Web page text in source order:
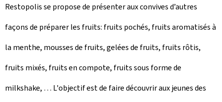
Restopolis se propose de présenter aux convives d’autres
façons de préparer les fruits: fruits pochés, fruits aromatisés à
la menthe, mousses de fruits, gelées de fruits, fruits rôtis,
fruits mixés, fruits en compote, fruits sous forme de
milkshake, … L'objectif est de faire découvrir aux jeunes des